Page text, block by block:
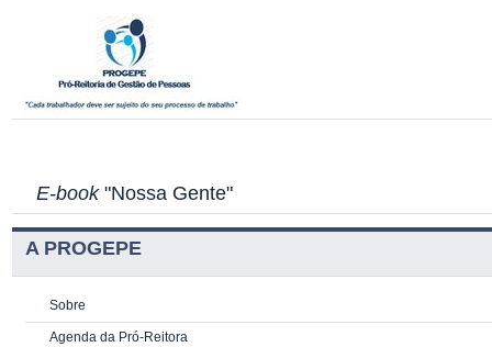
E-book"Nossa Gente"
A PROGEPE
Sobre
Agenda da Pró-Reitora